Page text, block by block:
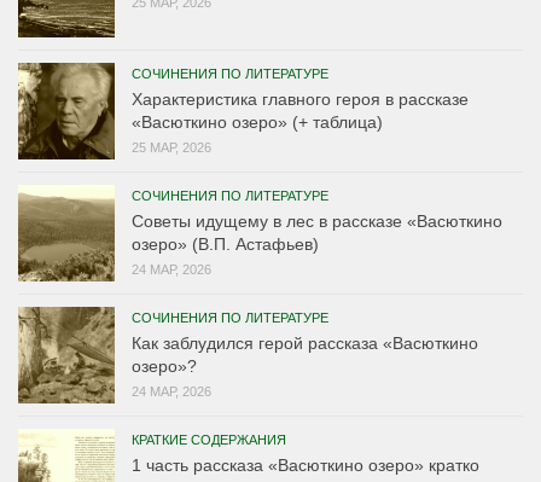
СОЧИНЕНИЯ ПО ЛИТЕРАТУРЕ
Характеристика главного героя в рассказе
«Васюткино озеро» (+ таблица)
25 МАР, 2026
СОЧИНЕНИЯ ПО ЛИТЕРАТУРЕ
Советы идущему в лес в рассказе «Васюткино
озеро» (В.П. Астафьев)
24 МАР, 2026
СОЧИНЕНИЯ ПО ЛИТЕРАТУРЕ
Как заблудился герой рассказа «Васюткино
озеро»?
24 МАР, 2026
КРАТКИЕ СОДЕРЖАНИЯ
1 часть рассказа «Васюткино озеро» кратко